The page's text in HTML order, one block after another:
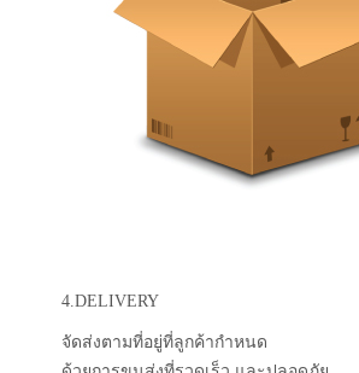
4.DELIVERY
จัดส่งตามที่อยู่ที่ลูกค้ากำหนด